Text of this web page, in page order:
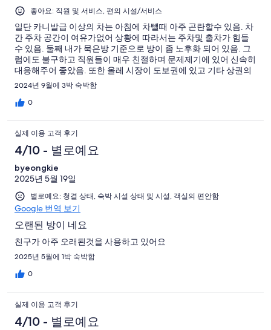
좋아요: 직원 및 서비스, 편의 시설/서비스
일단 카니발급 이상의 차는 아침에 차뺄때 아주 곤란할수 있음. 차
간 주차 공간이 여유가없어 상황에 따라서는 주차및 출차가 힘들
수 있음. 둘째 내가 묵은방 기준으로 방이 좀 노후화 되어 있음. 그
럼에도 불구하고 직원들이 매우 친절하며 문제제기에 있어 신속히
대응해주어 좋았음. 또한 올레 시장이 도보권에 있고 기타 상권의
접근이 용이하여 편리함. 개인적 총평 - 시설 노후화와 주차문제를
제외한다면 가성비가 좋음.
2024년 9월에 3박 숙박함
0
실제 이용 고객 후기
4/10 - 별로예요
byeongkie
2025년 5월 19일
별로예요: 청결 상태, 숙박 시설 상태 및 시설, 객실의 편안함
Google 번역 보기
오랜된 방이 네요
친구가 아주 오래된것을 사용하고 있어요
2025년 5월에 1박 숙박함
0
실제 이용 고객 후기
4/10 - 별로예요